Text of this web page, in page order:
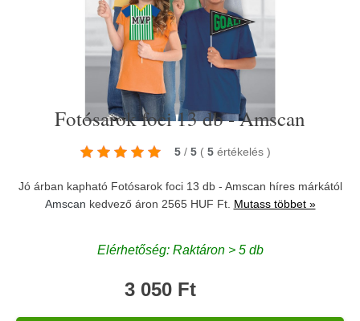
Fotósarok foci 13 db - Amscan
5 / 5 ( 5 értékelés )
Jó árban kapható Fotósarok foci 13 db - Amscan híres márkától
Amscan kedvező áron 2565 HUF Ft. Mutass többet »
Elérhetőség: Raktáron > 5 db
3 050 Ft